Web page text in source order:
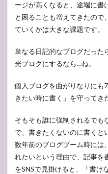
ージが高くなると、途端に書
と困ることも増えてきたので
ていくかは大きな課題です。
単なる日記的なブログだった
光ブログにするなら…ね。
個人ブログを曲がりなりにも
きたい時に書く」を守ってき
そもそも誰に強制されるでも
で、書きたくないのに書くと
数年前のブログブーム時には
れたいという理由で、記事を
をSNSで見掛けると、「書け